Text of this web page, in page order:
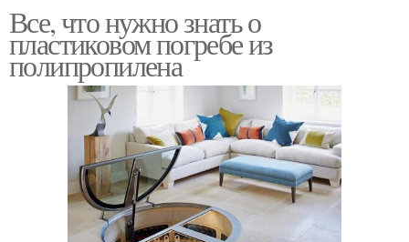
Все, что нужно знать о
пластиковом погребе из
полипропилена